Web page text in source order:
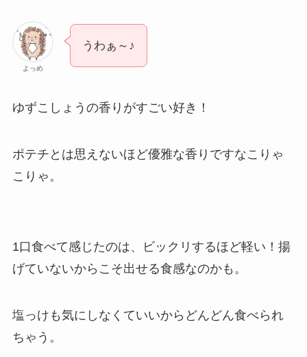
よっめ
うわぁ～♪
ゆずこしょうの香りがすごい好き！
ポテチとは思えないほど優雅な香りですなこりゃ
こりゃ。
1口食べて感じたのは、ビックリするほど軽い！揚
げていないからこそ出せる食感なのかも。
塩っけも気にしなくていいからどんどん食べられ
ちゃう。